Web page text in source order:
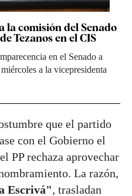
la comisión del Senado
Tezanos en el CIS
en el Senado a
a la vicepresidenta
que el partido
con el Gobierno el
PP rechaza aprovechar
La razón,
Escrivá", trasladan